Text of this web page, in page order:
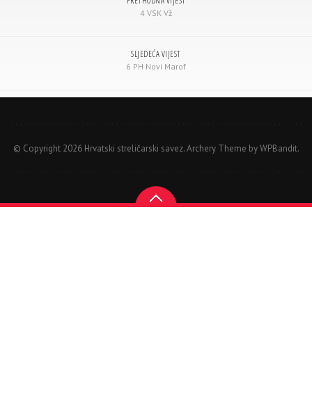
4 VSK Vž
SLJEDEĆA VIJEST
6 PH Novi Marof
© Copyright 2026 Hrvatski streličarski savez.Archery Theme byWPBandit.